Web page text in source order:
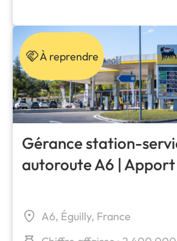
À reprendre
Gérance station-
autoroute A6 |
A6, Éguilly, France